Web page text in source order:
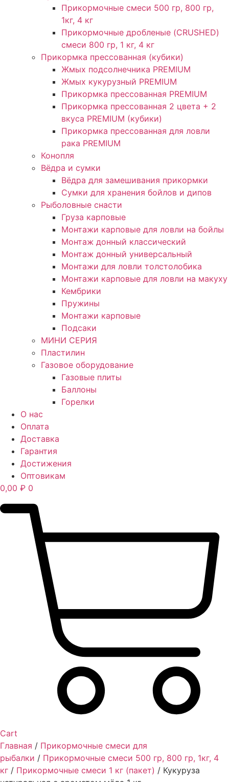
Прикормочные смеси 500 гр, 800 гр,
1кг, 4 кг
Прикормочные дробленые (CRUSHED)
смеси 800 гр, 1 кг, 4 кг
Прикормка прессованная (кубики)
Жмых подсолнечника PREMIUM
Жмых кукурузный PREMIUM
Прикормка прессованная PREMIUM
Прикормка прессованная 2 цвета + 2
вкуса PREMIUM (кубики)
Прикормка прессованная для ловли
рака PREMIUM
Конопля
Вёдра и сумки
Вёдра для замешивания прикормки
Сумки для хранения бойлов и дипов
Рыболовные снасти
Груза карповые
Монтажи карповые для ловли на бойлы
Монтаж донный классический
Монтаж донный универсальный
Монтажи для ловли толстолобика
Монтажи карповые для ловли на макуху
Кембрики
Пружины
Монтажи карповые
Подсаки
МИНИ СЕРИЯ
Пластилин
Газовое оборудование
Газовые плиты
Баллоны
Горелки
О нас
Оплата
Доставка
Гарантия
Достижения
Оптовикам
0,00 ₽ 0
Cart
Главная / Прикормочные смеси для
рыбалки / Прикормочные смеси 500 гр, 800 гр, 1кг, 4
кг / Прикормочные смеси 1 кг (пакет) / Кукуруза